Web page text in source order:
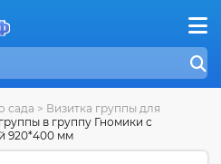
сада > Визитка группы для
в группу Гномики с
920*400 мм